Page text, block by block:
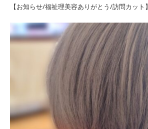
【お知らせ/福祉理美容ありがとう/訪問カット】